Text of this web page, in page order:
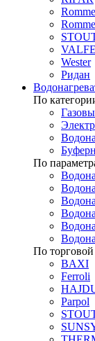
Wester
Ридан
По
По
По
BAXI
Ferroli
Parpol